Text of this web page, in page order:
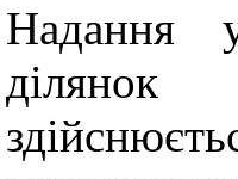
Надання